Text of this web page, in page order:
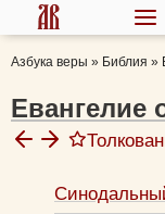
Азбука веры » Библия »
Евангелие